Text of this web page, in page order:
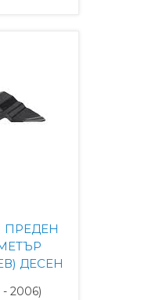
ПРЕДЕН
ДЕСЕН
2006)